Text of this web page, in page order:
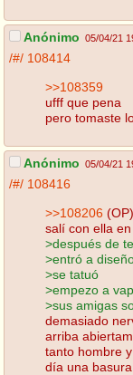
Anónimo 05/04/21
/#/ 108414
>>108359
ufff que pena
pero tomaste
Anónimo 05/04/21
/#/ 108416
>>108206 (OP)
salí con ella
>después de
>entró a
>se tatuó
>empezo a
>sus amigas
demasiado
arriba
tanto hombre
día una